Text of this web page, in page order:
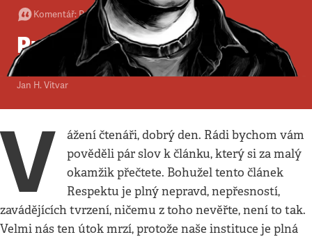
Komentář:Politika•20. 1. 2018 •2minuty
Prostor k vyjádření
Česká televize vysílá „pořady plné nepravd“
Jan H. Vitvar
V
ážení čtenáři, dobrý den. Rádi bychom vám
pověděli pár slov k článku, který si za malý
okamžik přečtete. Bohužel tento článek
Respektu je plný nepravd, nepřesností,
zavádějících tvrzení, ničemu z toho nevěřte, není to tak.
Velmi nás ten útok mrzí, protože naše instituce je plná